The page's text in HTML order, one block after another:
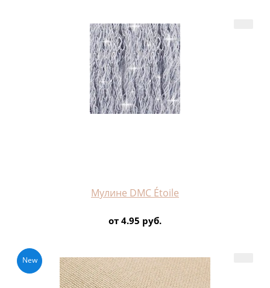
Мулине DMC Étoile
от 4.95 руб.
New